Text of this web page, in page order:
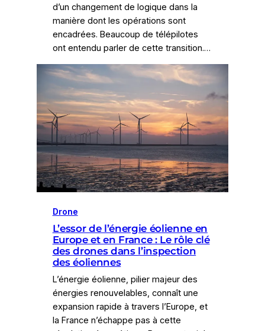
d’un changement de logique dans la
manière dont les opérations sont
encadrées. Beaucoup de télépilotes
ont entendu parler de cette transition.…
Drone
L’essor de l’énergie éolienne en
Europe et en France : Le rôle clé
des drones dans l’inspection
des éoliennes
L’énergie éolienne, pilier majeur des
énergies renouvelables, connaît une
expansion rapide à travers l’Europe, et
la France n’échappe pas à cette